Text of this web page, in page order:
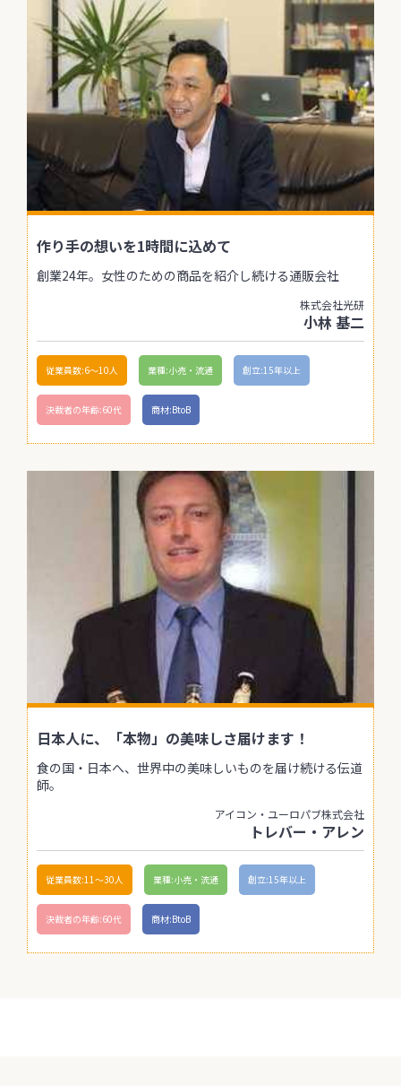
作り手の想いを1時間に込めて
創業24年。女性のための商品を紹介し続ける通販会社
株式会社光研
小林 基二
従業員数:6～10人 業種:小売・流通 創立:15年以上
決裁者の年齢:60代 商材:BtoB
日本人に、「本物」の美味しさ届けます！
食の国・日本へ、世界中の美味しいものを届け続ける伝道
師。
アイコン・ユーロパブ株式会社
トレバー・アレン
従業員数:11〜30人 業種:小売・流通 創立:15年以上
決裁者の年齢:60代 商材:BtoB